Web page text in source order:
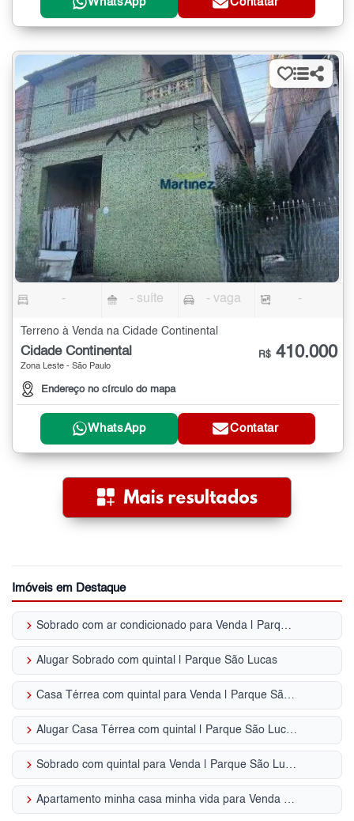
- - suíte - vaga -
Terreno à Venda na Cidade Continental
Cidade Continental
Zona Leste - São Paulo
Endereço no círculo do mapa
R$ 410.000
WhatsApp Contatar
Imóveis em Destaque
keyboard_arrow_right Sobrado com ar condicionado para Venda | Parque São Lucas
keyboard_arrow_right Alugar Sobrado com quintal | Parque São Lucas
keyboard_arrow_right Casa Térrea com quintal para Venda | Parque São Lucas
keyboard_arrow_right Alugar Casa Térrea com quintal | Parque São Lucas
keyboard_arrow_right Sobrado com quintal para Venda | Parque São Lucas
keyboard_arrow_right Apartamento minha casa minha vida para Venda | Parque São Lucas